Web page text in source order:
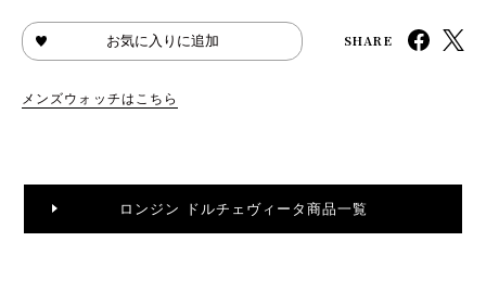
お気に入りに追加 SHARE
メンズウォッチはこちら
ロンジン ドルチェヴィータ商品一覧